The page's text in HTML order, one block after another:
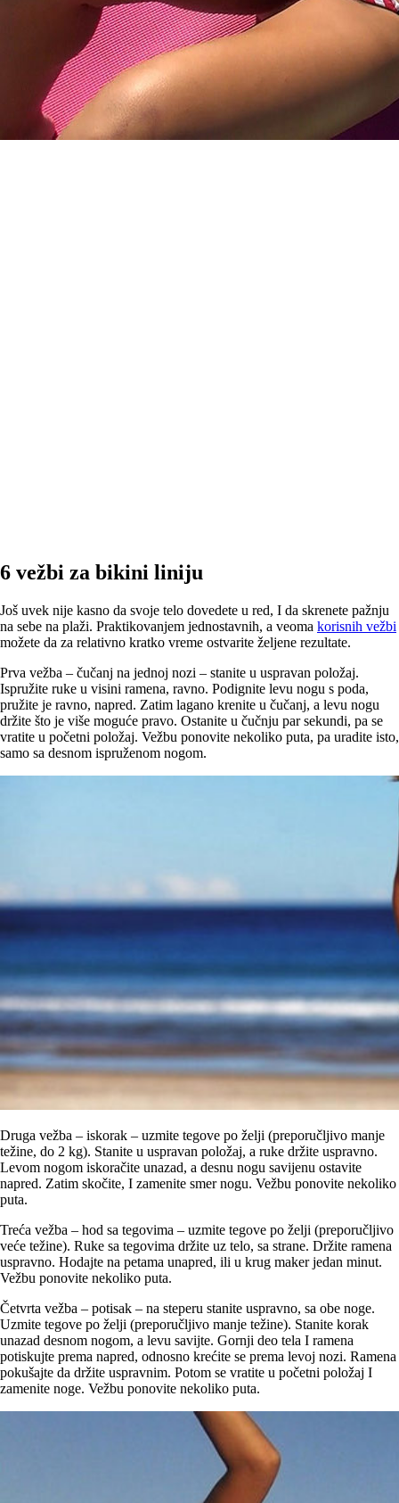
6 vežbi za bikini liniju
Još uvek nije kasno da svoje telo dovedete u red, I da skrenete pažnju
na sebe na plaži. Praktikovanjem jednostavnih, a veoma korisnih vežbi
možete da za relativno kratko vreme ostvarite željene rezultate.
Prva vežba – čučanj na jednoj nozi – stanite u uspravan položaj.
Ispružite ruke u visini ramena, ravno. Podignite levu nogu s poda,
pružite je ravno, napred. Zatim lagano krenite u čučanj, a levu nogu
držite što je više moguće pravo. Ostanite u čučnju par sekundi, pa se
vratite u početni položaj. Vežbu ponovite nekoliko puta, pa uradite isto,
samo sa desnom ispruženom nogom.
Druga vežba – iskorak – uzmite tegove po želji (preporučljivo manje
težine, do 2 kg). Stanite u uspravan položaj, a ruke držite uspravno.
Levom nogom iskoračite unazad, a desnu nogu savijenu ostavite
napred. Zatim skočite, I zamenite smer nogu. Vežbu ponovite nekoliko
puta.
Treća vežba – hod sa tegovima – uzmite tegove po želji (preporučljivo
veće težine). Ruke sa tegovima držite uz telo, sa strane. Držite ramena
uspravno. Hodajte na petama unapred, ili u krug maker jedan minut.
Vežbu ponovite nekoliko puta.
Četvrta vežba – potisak – na steperu stanite uspravno, sa obe noge.
Uzmite tegove po želji (preporučljivo manje težine). Stanite korak
unazad desnom nogom, a levu savijte. Gornji deo tela I ramena
potiskujte prema napred, odnosno krećite se prema levoj nozi. Ramena
pokušajte da držite uspravnim. Potom se vratite u početni položaj I
zamenite noge. Vežbu ponovite nekoliko puta.